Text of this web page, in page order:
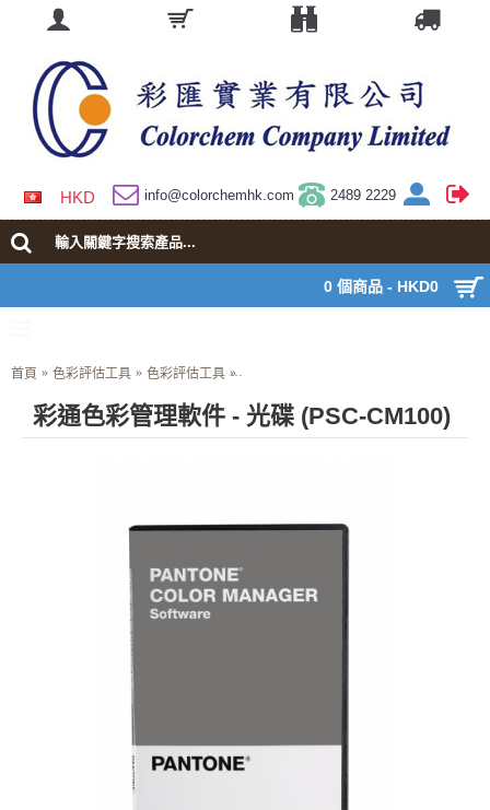
HKD info@colorchemhk.com 2489 2229
0 個商品 - HKD0
首頁 色彩評估工具 色彩評估工具 彩通色彩管理軟件 - 光碟 (PSC-CM100)
彩通色彩管理軟件 - 光碟 (PSC-CM100)